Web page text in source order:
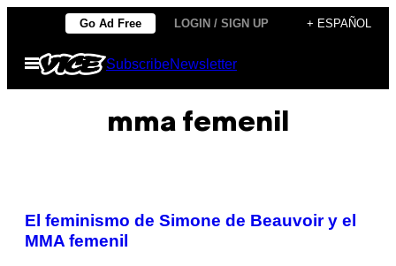
contenido
Go Ad Free LOGIN / SIGN UP + ESPAÑOL
Abrir
Menú
SubscribeNewsletter
mma femenil
El feminismo de Simone de Beauvoir y el
MMA femenil